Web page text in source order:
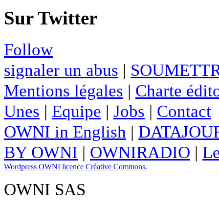
Sur Twitter
Follow
signaler un abus |
Mentions légales | Charte
Unes | Equipe | Jobs | Contact
OWNI in English |
BY OWNI | OWNIRADIO |
Wordpress OWNI licence Créative Commons.
OWNI SAS